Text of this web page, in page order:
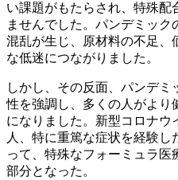
い課題がもたらされ、特殊配
ませんでした。パンデミッ
混乱が生じ、原材料の不足、
な低迷につながりました。
しかし、その反面、パンデ
性を強調し、多くの人がより
になりました。新型コロナウ
人、特に重篤な症状を経験し
って、特殊なフォーミュラ
部分となった。